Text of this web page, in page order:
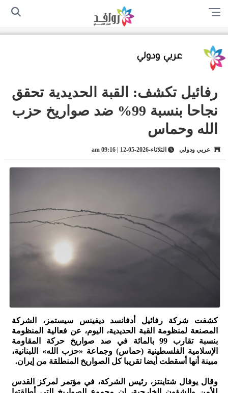
الرئيسية سياسة الخصوصية
عربي ودولي
رفائيل تكشف: القبة الحديدية تحقق
نجاحا بنسبة 99% ضد صواريخ حزب
الله وحماس
عربي ودولي الثلاثاء-2026-05-12 | 09:16 am
كشفت شركة رفائيل أدفانسد ديفينس سيستمز، الشركة
المصنعة لمنظومة القبة الحديدية، اليوم، عن فعالية المنظومة
بنسبة تقارب 99 بالمائة في صد صواريخ حركة المقاومة
الإسلامية الفلسطينية (حماس) وجماعة «حزب الله» اللبنانية،
مبينة أنها أسقطت أيضا تقريبا كل الصواريخ المنطلقة من إيران.
وقال يوفال شتاينتز، رئيس الشركة، في مؤتمر لمركز القدس